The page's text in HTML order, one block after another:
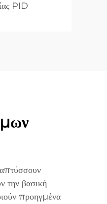
PID
την βασική
προηγμένα